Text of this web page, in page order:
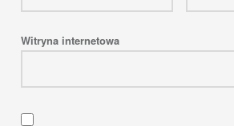
Witryna internetowa